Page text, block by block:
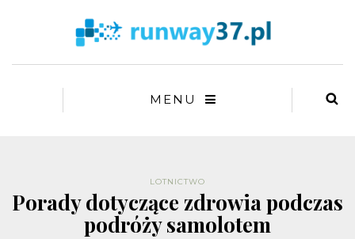
MENU
LOTNICTWO
Porady dotyczące zdrowia podczas
podróży samolotem